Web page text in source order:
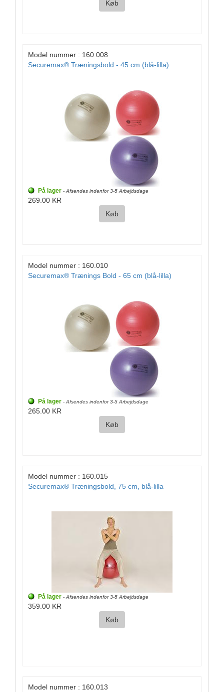
Køb
Model nummer : 160.008
Securemax® Træningsbold - 45 cm (blå-lilla)
På lager - Afsendes indenfor 3-5 Arbejdsdage
269.00 KR
Køb
Model nummer : 160.010
Securemax® Trænings Bold - 65 cm (blå-lilla)
På lager - Afsendes indenfor 3-5 Arbejdsdage
265.00 KR
Køb
Model nummer : 160.015
Securemax® Træningsbold, 75 cm, blå-lilla
På lager - Afsendes indenfor 3-5 Arbejdsdage
359.00 KR
Køb
Model nummer : 160.013